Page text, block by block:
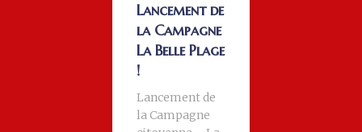
Lancement de
la Campagne
La Belle Plage
!
Lancement de
la Campagne